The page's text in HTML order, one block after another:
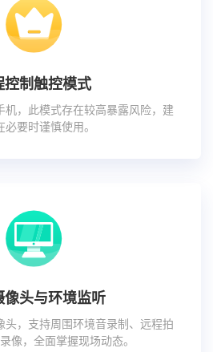
控制触控模式
机，此模式存在较高暴露风险，建
必要时谨慎使用。
像头与环境监听
头，支持周围环境音录制、远程拍
像，全面掌握现场动态。